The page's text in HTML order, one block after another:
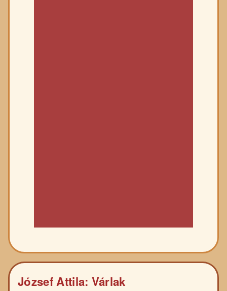
József Attila: Várlak